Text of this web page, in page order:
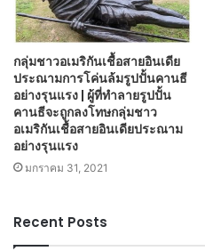
กลุ่มชาวอเมริกันเชื้อสายอินเดีย
ประณามการโค่นล้มรูปปั้นคานธี
อย่างรุนแรง | ผู้ที่ทำลายรูปปั้น
คานธีจะถูกลงโทษกลุ่มชาว
อเมริกันเชื้อสายอินเดียประณาม
อย่างรุนแรง
มกราคม 31, 2021
Recent Posts